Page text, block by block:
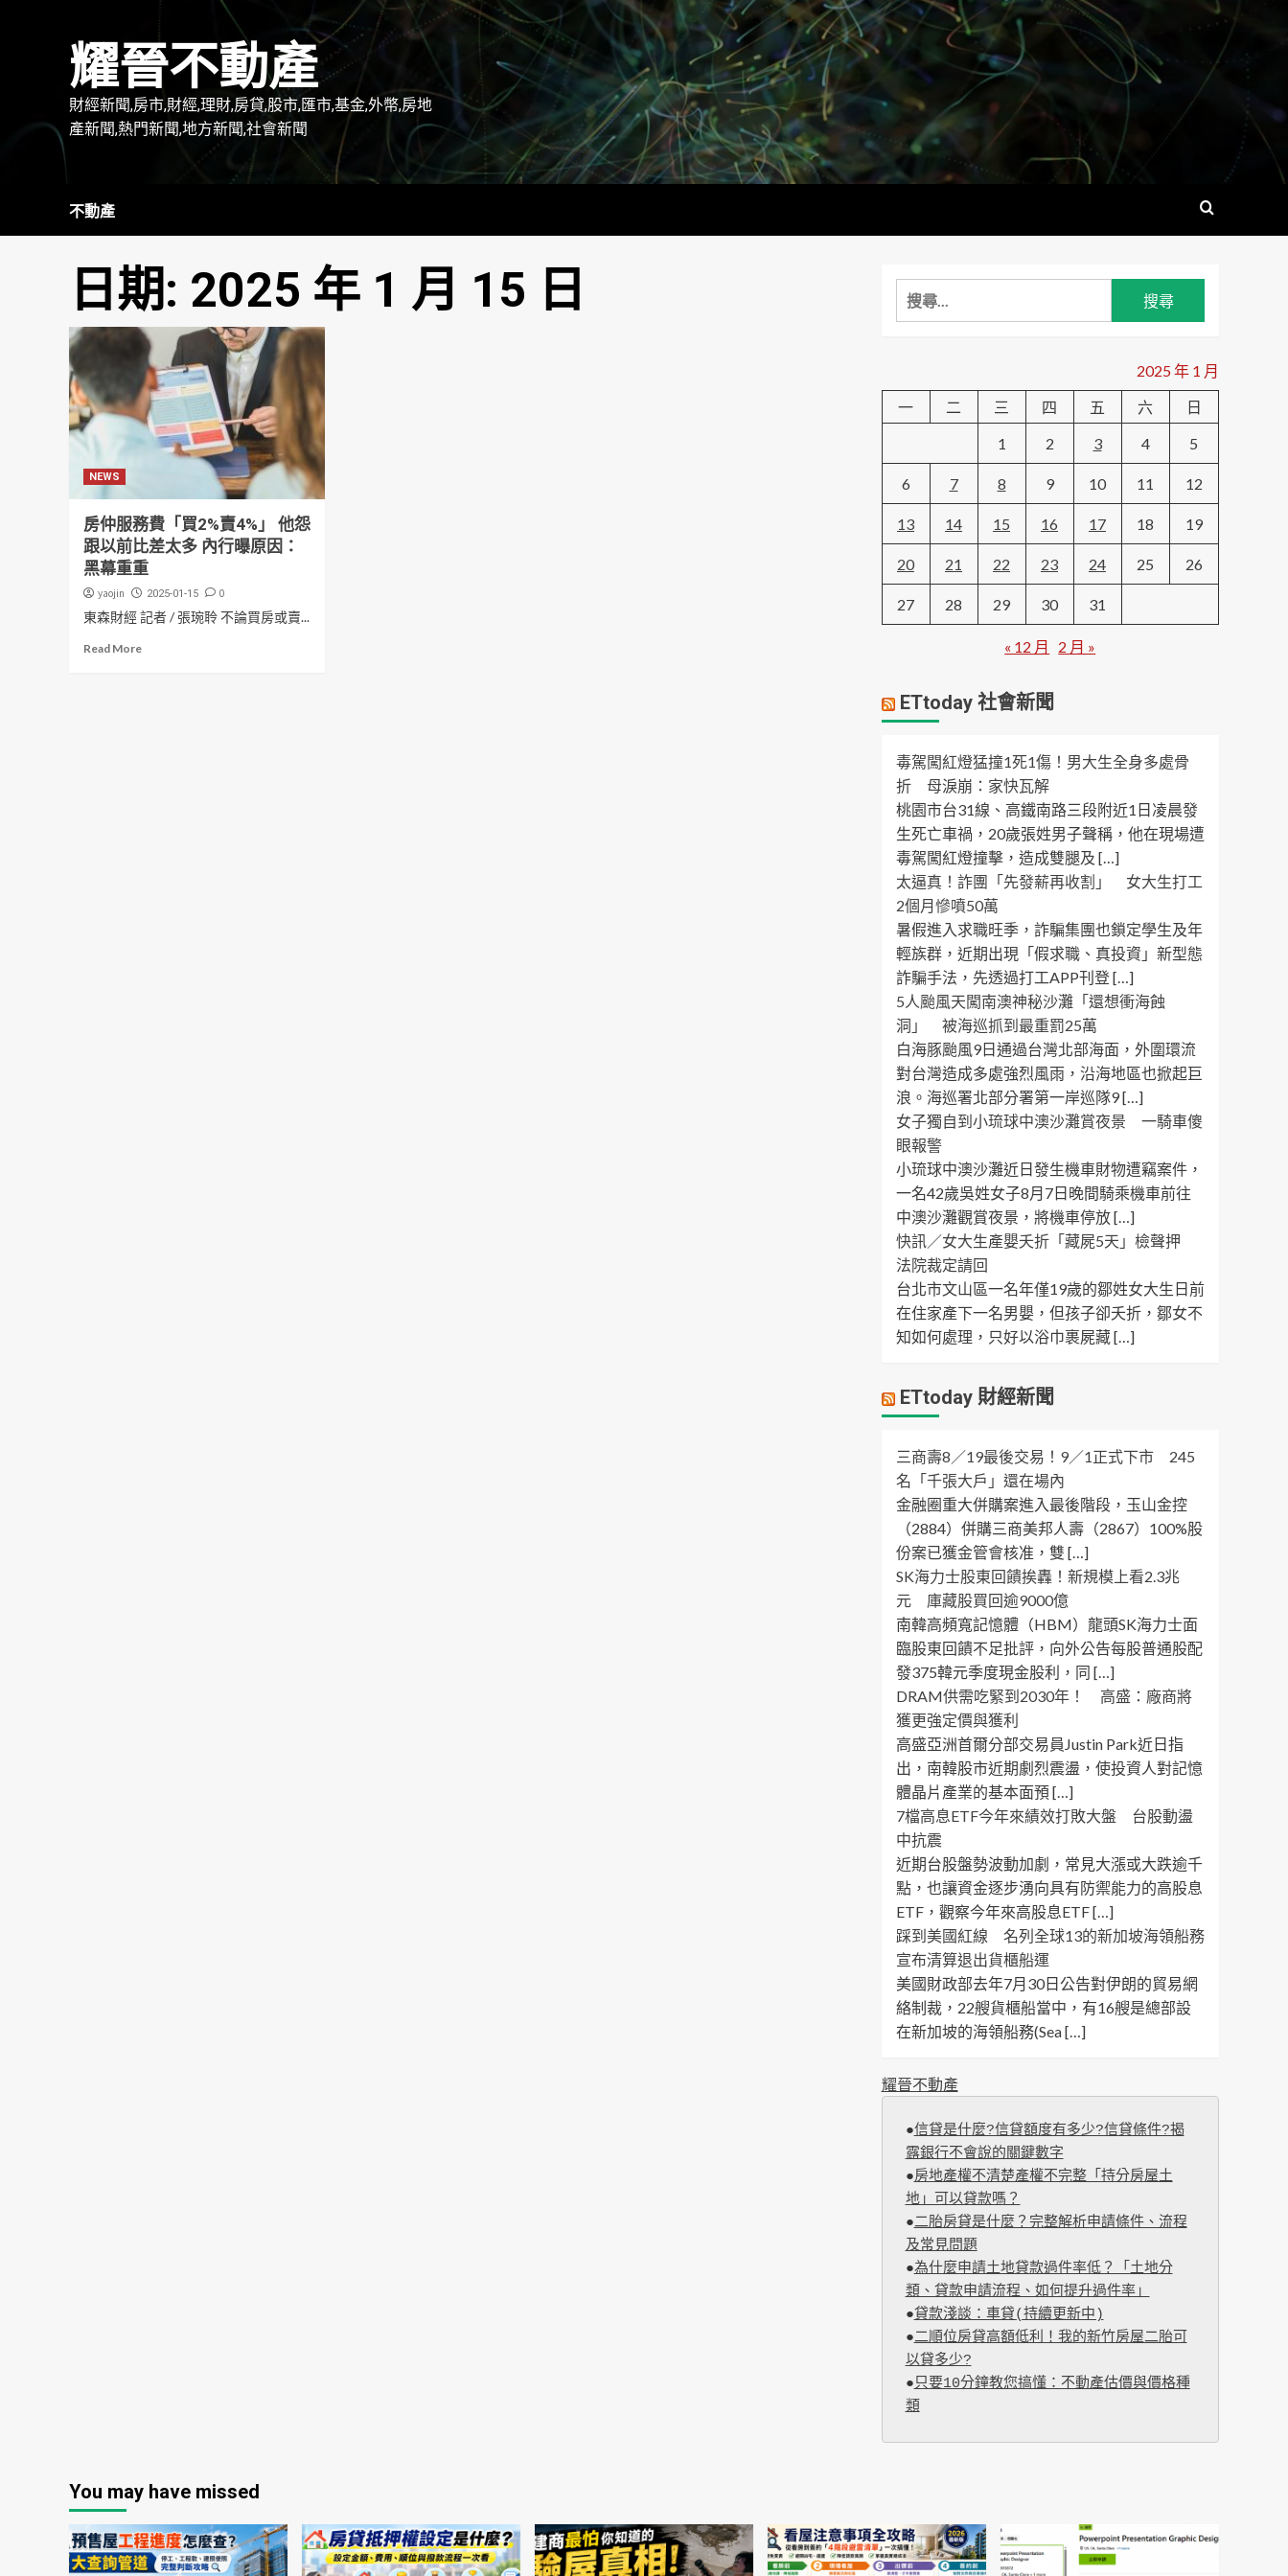
耀晉不動產
財經新聞,房市,財經,理財,房貸,股市,匯市,基金,外幣,房地
產新聞,熱門新聞,地方新聞,社會新聞
不動產
日期: 2025 年 1 月 15 日
NEWS
房仲服務費「買2%賣4%」 他怨
跟以前比差太多 內行曝原因：
黑幕重重
yaojin 2025-01-15 0
東森財經 記者 / 張琬聆 不論買房或賣...
Read More
搜
尋
字:
2025 年 1 月
一
二 三 四 五 六
日
1
2 3 4 5
6 7 8 9 10 11 12
13 14 15 16 17 18 19
20 21 22 23 24 25 26
27 28 29 30 31
« 12 月 2 月 »
ETtoday 社會新聞
毒駕闖紅燈猛撞1死1傷！男大生全身多處骨
折 母淚崩：家快瓦解
桃園市台31線、高鐵南路三段附近1日凌晨發
生死亡車禍，20歲張姓男子聲稱，他在現場遭
毒駕闖紅燈撞擊，造成雙腿及 […]
太逼真！詐團「先發薪再收割」 女大生打工
2個月慘噴50萬
暑假進入求職旺季，詐騙集團也鎖定學生及年
輕族群，近期出現「假求職、真投資」新型態
詐騙手法，先透過打工APP刊登 […]
5人颱風天闖南澳神秘沙灘「還想衝海蝕
洞」 被海巡抓到最重罰25萬
白海豚颱風9日通過台灣北部海面，外圍環流
對台灣造成多處強烈風雨，沿海地區也掀起巨
浪。海巡署北部分署第一岸巡隊9 […]
女子獨自到小琉球中澳沙灘賞夜景 一騎車傻
眼報警
小琉球中澳沙灘近日發生機車財物遭竊案件，
一名42歲吳姓女子8月7日晚間騎乘機車前往
中澳沙灘觀賞夜景，將機車停放 […]
快訊／女大生產嬰夭折「藏屍5天」檢聲押
法院裁定請回
台北市文山區一名年僅19歲的鄒姓女大生日前
在住家產下一名男嬰，但孩子卻夭折，鄒女不
知如何處理，只好以浴巾裹屍藏 […]
ETtoday 財經新聞
三商壽8／19最後交易！9／1正式下市 245
名「千張大戶」還在場內
金融圈重大併購案進入最後階段，玉山金控
（2884）併購三商美邦人壽（2867）100%股
份案已獲金管會核准，雙 […]
SK海力士股東回饋挨轟！新規模上看2.3兆
元 庫藏股買回逾9000億
南韓高頻寬記憶體（HBM）龍頭SK海力士面
臨股東回饋不足批評，向外公告每股普通股配
發375韓元季度現金股利，同 […]
DRAM供需吃緊到2030年！ 高盛：廠商將
獲更強定價與獲利
高盛亞洲首爾分部交易員Justin Park近日指
出，南韓股市近期劇烈震盪，使投資人對記憶
體晶片產業的基本面預 […]
7檔高息ETF今年來績效打敗大盤 台股動盪
中抗震
近期台股盤勢波動加劇，常見大漲或大跌逾千
點，也讓資金逐步湧向具有防禦能力的高股息
ETF，觀察今年來高股息ETF […]
踩到美國紅線 名列全球13的新加坡海領船務
宣布清算退出貨櫃船運
美國財政部去年7月30日公告對伊朗的貿易網
絡制裁，22艘貨櫃船當中，有16艘是總部設
在新加坡的海領船務(Sea […]
耀晉不動產
●信貸是什麼?信貸額度有多少?信貸條件?揭
露銀行不會說的關鍵數字
●房地產權不清楚產權不完整「持分房屋土
地」可以貸款嗎？
●二胎房貸是什麼？完整解析申請條件、流程
及常見問題
●為什麼申請土地貸款過件率低？「土地分
類、貸款申請流程、如何提升過件率」
●貸款淺談：車貸(持續更新中)
●二順位房貸高額低利！我的新竹房屋二胎可
以貸多少?
●只要10分鐘教您搞懂：不動產估價與價格種
類
You may have missed